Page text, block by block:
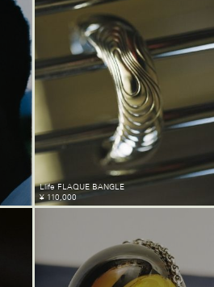
Llife FLAQUE BANGLE
¥ 110,000